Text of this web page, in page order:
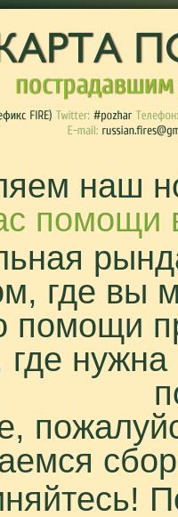
наш
помощи
где вы
помощи
где